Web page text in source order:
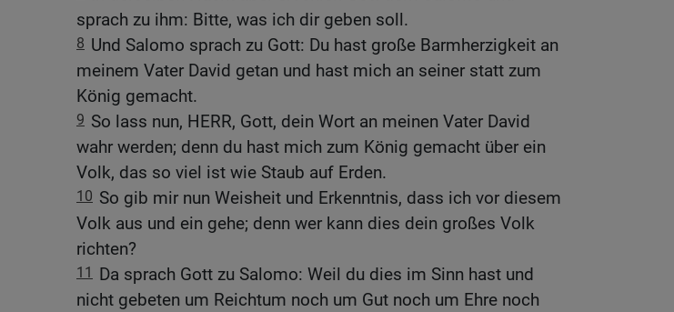
sprach zu ihm: Bitte, was ich dir geben soll.
8 Und Salomo sprach zu Gott: Du hast große Barmherzigkeit an
meinem Vater David getan und hast mich an seiner statt zum
König gemacht.
9 So lass nun, HERR, Gott, dein Wort an meinen Vater David
wahr werden; denn du hast mich zum König gemacht über ein
Volk, das so viel ist wie Staub auf Erden.
10 So gib mir nun Weisheit und Erkenntnis, dass ich vor diesem
Volk aus und ein gehe; denn wer kann dies dein großes Volk
richten?
11
Da sprach Gott zu Salomo: Weil du dies im Sinn hast und
nicht gebeten um Reichtum noch um Gut noch um Ehre noch